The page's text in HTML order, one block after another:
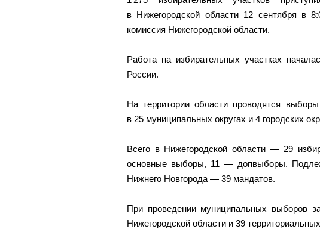
в Нижегородской области 12 сентября в
комиссия Нижегородской области.
Работа на избирательных участках
России.
На территории области проводятся
в 25 муниципальных округах и 4 городских
Всего в Нижегородской области — 29
основные выборы, 11 — допвыборы.
Нижнего Новгорода — 39 мандатов.
При проведении муниципальных выборов
Нижегородской области и 39